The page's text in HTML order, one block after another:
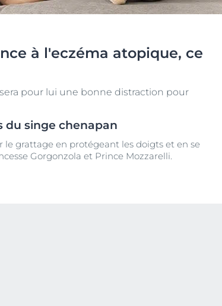
+3x Effect
Voir tous les produits
à l'eczéma atopique, ce
pour lui une bonne distraction pour
du singe chenapan
grattage en protégeant les doigts et en se
Gorgonzola et Prince Mozzarelli.